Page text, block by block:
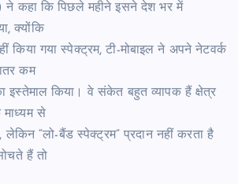
ने कहा कि पिछले महीने इसने देश भर में
क्योंकि
किया गया स्पेक्ट्रम, टी-मोबाइल ने अपने नेटवर्क
कम
इस्तेमाल किया। वे संकेत बहुत व्यापक हैं क्षेत्र
माध्यम से
लेकिन “लो-बैंड स्पेक्ट्रम” प्रदान नहीं करता है
हैं तो